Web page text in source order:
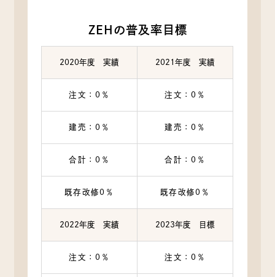
ZEHの普及率目標
2020年度 実績 2021年度 実績
注文：0％ 注文：0％
建売：0％ 建売：0％
合計：0％ 合計：0％
既存改修0％ 既存改修0％
2022年度 実績 2023年度 目標
注文：0％ 注文：0％